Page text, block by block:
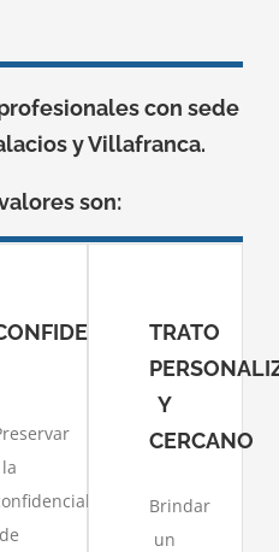
con sede
y Villafranca.
son:
la
de
TRATO
Y
CERCANO
Brindar
un